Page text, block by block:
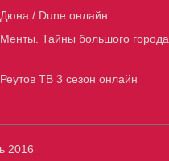
/ Dune онлайн
Тайны большого города
ТВ 3 сезон онлайн
2016